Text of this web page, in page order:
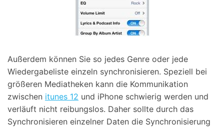
Außerdem können Sie so jedes Genre oder jede
Wiedergabeliste einzeln synchronisieren. Speziell bei
größeren Mediatheken kann die Kommunikation
zwischen itunes 12 und iPhone schwierig werden und
verläuft nicht reibungslos. Daher sollte durch das
Synchronisieren einzelner Daten die Synchronisierung